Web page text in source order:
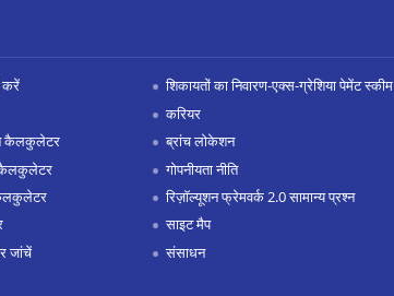
करें
कैलकुलेटर
कैलकुलेटर
कैलकुलेटर
जांचें
शिकायतों का निवारण-एक्स-ग्रेशिया पेमेंट स्कीम
करियर
ब्रांच लोकेशन
गोपनीयता नीति
रिज़ॉल्यूशन फ्रेमवर्क 2.0 सामान्य प्रश्न
साइट मैप
संसाधन